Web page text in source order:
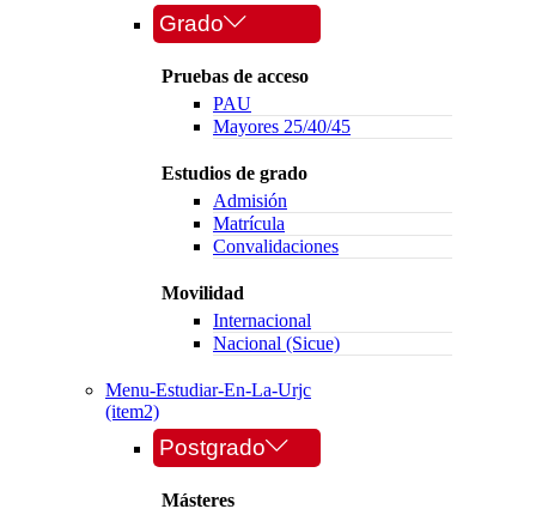
Grado
Pruebas de acceso
PAU
Mayores 25/40/45
Estudios de grado
Admisión
Matrícula
Convalidaciones
Movilidad
Internacional
Nacional (Sicue)
Menu-Estudiar-En-La-Urjc
(item2)
Postgrado
Másteres